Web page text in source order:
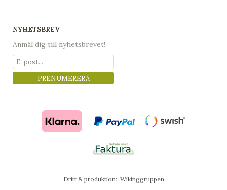
NYHETSBREV
Anmäl dig till nyhetsbrevet!
PRENUMERERA
Drift & produktion: Wikinggruppen